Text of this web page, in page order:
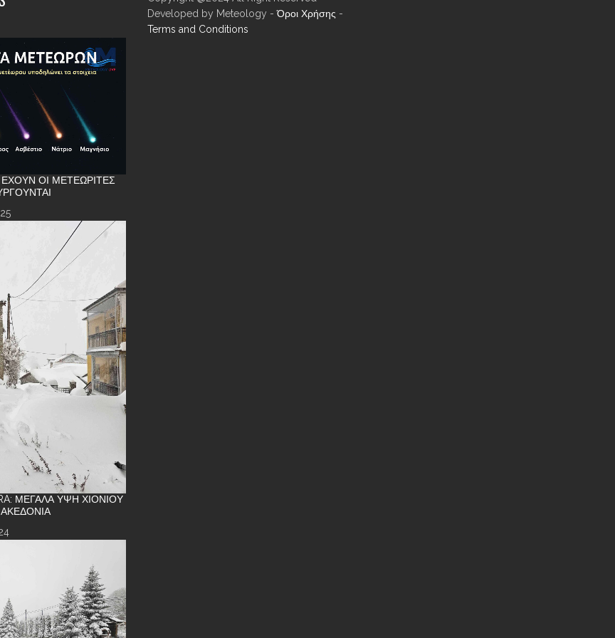
ΟΙ ΜΕΤΕΩΡΊΤΕΣ
ΜΕΓΆΛΑ ΎΨΗ ΧΙΟΝΙΟΎ
Developed by Meteology -Όροι Χρήσης -
Terms and Conditions